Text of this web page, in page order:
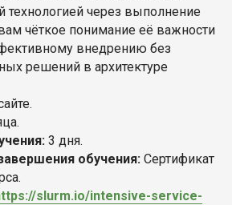
технологией через выполнение
чёткое понимание её важности
внедрению без
решений в архитектуре
3 дня.
обучения: Сертификат
slurm.io/intensive-service-